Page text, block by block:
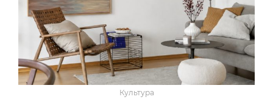
Культура